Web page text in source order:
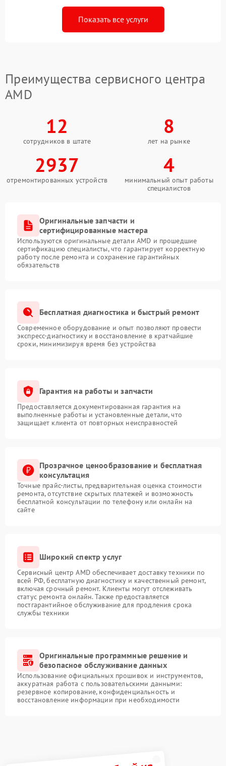
Показать все услуги
Преимущества сервисного центра
AMD
12
сотрудников в штате
8
лет на рынке
2937
отремонтированных устройств
4
минимальный опыт работы
специалистов
Оригинальные запчасти и
сертифицированные мастера
Используются оригинальные детали AMD и прошедшие
сертификацию специалисты, что гарантирует корректную
работу после ремонта и сохранение гарантийных
обязательств
Бесплатная диагностика и быстрый ремонт
Современное оборудование и опыт позволяют провести
экспресс-диагностику и восстановление в кратчайшие
сроки, минимизируя время без устройства
Гарантия на работы и запчасти
Предоставляется документированная гарантия на
выполненные работы и установленные детали, что
защищает клиента от повторных неисправностей
Прозрачное ценообразование и бесплатная
консультация
Точные прайс-листы, предварительная оценка стоимости
ремонта, отсутствие скрытых платежей и возможность
бесплатной консультации по телефону или онлайн на
сайте
Широкий спектр услуг
Сервисный центр AMD обеспечивает доставку техники по
всей РФ, бесплатную диагностику и качественный ремонт,
включая срочный ремонт. Клиенты могут отслеживать
статус ремонта онлайн. Также предоставляется
постгарантийное обслуживание для продления срока
службы техники
Оригинальные программные решение и
безопасное обслуживание данных
Использование официальных прошивок и инструментов,
аккуратная работа с пользовательскими данными:
резервное копирование, конфиденциальность и
восстановление информации при необходимости